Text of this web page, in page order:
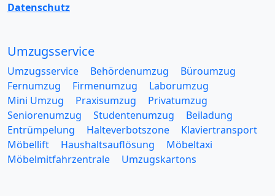
Datenschutz
Umzugsservice
Umzugsservice Behördenumzug
Büroumzug
Fernumzug
Firmenumzug
Laborumzug
Mini Umzug
Praxisumzug
Privatumzug
Seniorenumzug
Studentenumzug
Beiladung
Entrümpelung
Halteverbotszone
Klaviertransport
Möbellift
Haushaltsauflösung
Möbeltaxi
Möbelmitfahrzentrale
Umzugskartons